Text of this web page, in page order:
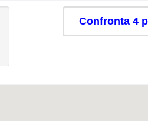
Confronta 4